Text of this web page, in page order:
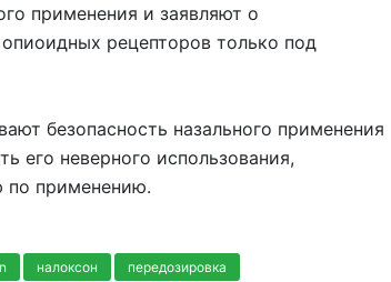
применения и заявляют о
рецепторов только под
безопасность назального применения
его неверного использования,
по применению.
налоксон передозировка